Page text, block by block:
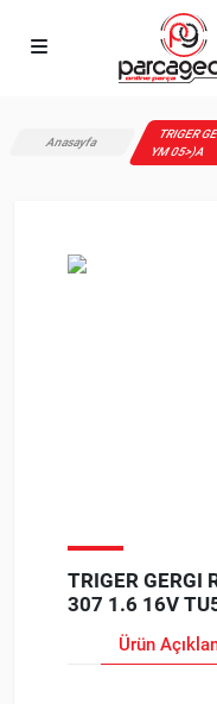
Anasayfa
TRIGER
YM 05>)A
TRIGER GERGI
307 1.6 16V
Ürün